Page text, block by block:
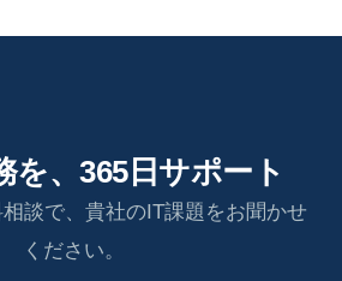
を、365日サポート
談で、貴社のIT課題をお聞かせ
ください。